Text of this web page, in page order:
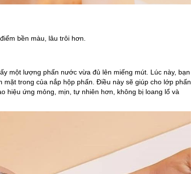
bền màu, lâu trôi hơn.
một lượng phấn nước vừa đủ lên miếng mút. Lúc này, bạn
trong của nắp hộp phấn. Điều này sẽ giúp cho lớp phấn
hiệu ứng mỏng, mịn, tự nhiên hơn, không bị loang lổ và